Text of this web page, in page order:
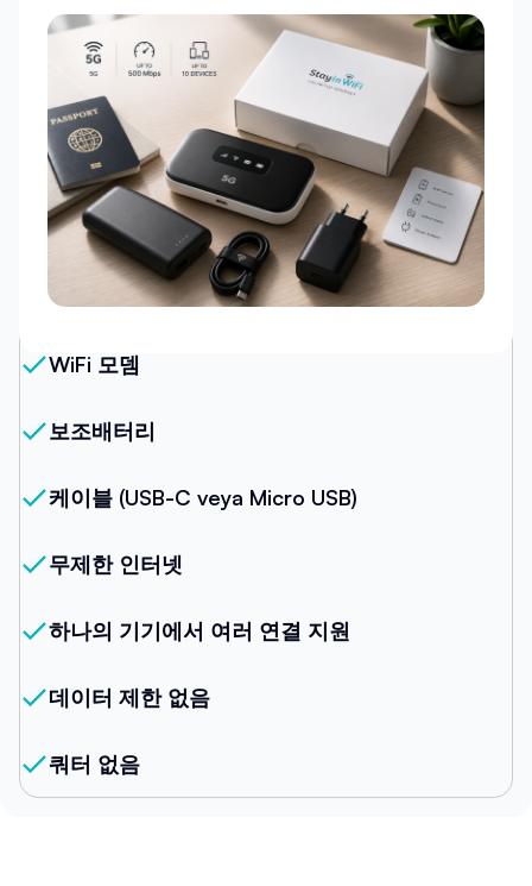
우리의 패키지
WiFi 모뎀
보조배터리
케이블 (USB-C veya Micro USB)
무제한 인터넷
하나의 기기에서 여러 연결 지원
데이터 제한 없음
쿼터 없음